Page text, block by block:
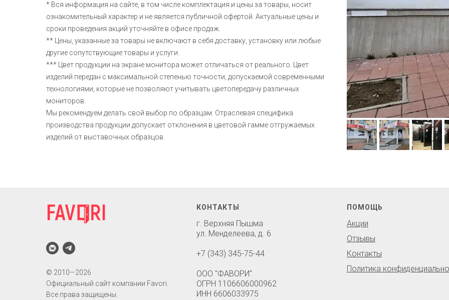
* Вся информация на сайте, в том числе комплектация и цены за товары, носит
ознакомительный характер и не является публичной офертой. Актуальные цены и
сроки проведения акций уточняйте в офисе продаж.
** Цены, указанные за товары не включают в себя доставку, установку или любые
другие сопутствующие товары и услуги.
*** Цвет продукции на экране монитора может отличаться от реального. Цвет
изделий передан с максимальной степенью точности, допускаемой современными
технологиями, которые не позволяют учитывать цветопередачу различных
мониторов.
Мы рекомендуем делать свой выбор по образцам. Отраслевая специфика
производства продукции допускает отклонения в цветовой гамме отгружаемых
изделий от выставочных образцов.
© 2010—2026
Официальный сайт компании Favori.
Все права защищены.
КОНТАКТЫ
г. Верхняя Пышма
ул. Менделеева, д. 6
+7 (343) 345-75-44
ООО "ФАВОРИ"
ОГРН 1106606000962
ИНН 6606033975
ПОМОЩЬ
Акции
Отзывы
Контакты
Политика